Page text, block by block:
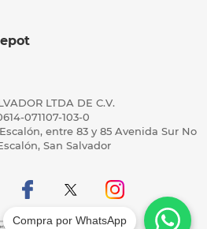
LTDA DE C.V.
071107-103-0
entre 83 y 85 Avenida Sur No
San Salvador
Compra por WhatsApp